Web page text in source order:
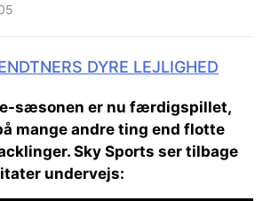
DYRE LEJLIGHED
sæsonen er nu færdigspillet,
mange andre ting end flotte
Sky Sports ser tilbage
undervejs: